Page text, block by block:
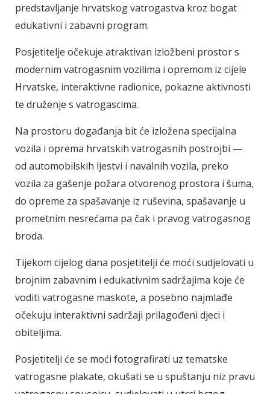
predstavljanje hrvatskog vatrogastva kroz bogat
edukativni i zabavni program.
Posjetitelje očekuje atraktivan izložbeni prostor s
modernim vatrogasnim vozilima i opremom iz cijele
Hrvatske, interaktivne radionice, pokazne aktivnosti
te druženje s vatrogascima.
Na prostoru događanja bit će izložena specijalna
vozila i oprema hrvatskih vatrogasnih postrojbi —
od automobilskih ljestvi i navalnih vozila, preko
vozila za gašenje požara otvorenog prostora i šuma,
do opreme za spašavanje iz ruševina, spašavanje u
prometnim nesrećama pa čak i pravog vatrogasnog
broda.
Tijekom cijelog dana posjetitelji će moći sudjelovati u
brojnim zabavnim i edukativnim sadržajima koje će
voditi vatrogasne maskote, a posebno najmlađe
očekuju interaktivni sadržaji prilagođeni djeci i
obiteljima.
Posjetitelji će se moći fotografirati uz tematske
vatrogasne plakate, okušati se u spuštanju niz pravu